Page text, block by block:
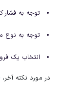
توجه به فشار
توجه به نوع
انتخاب یک
در مورد نکته آخر،